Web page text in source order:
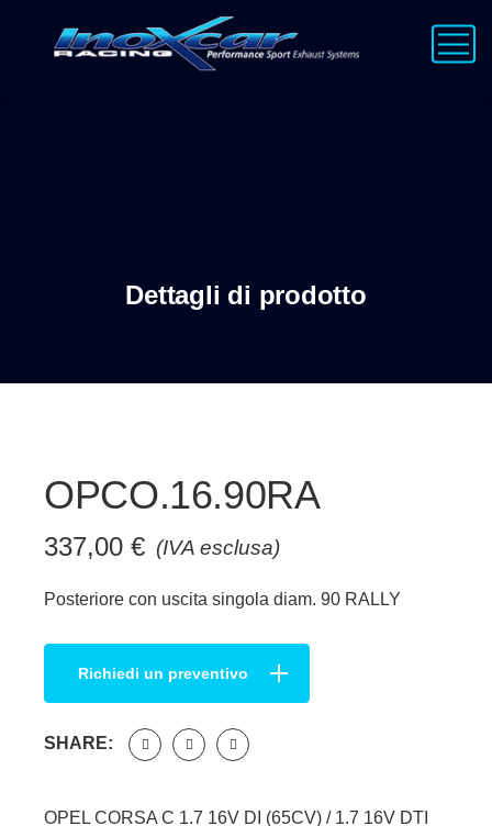
Dettagli di prodotto
OPCO.16.90RA
(IVA esclusa)
337,00 €
Posteriore con uscita singola diam. 90 RALLY
Richiedi un preventivo
SHARE:
OPEL CORSA C 1.7 16V DI (65CV) / 1.7 16V DTI